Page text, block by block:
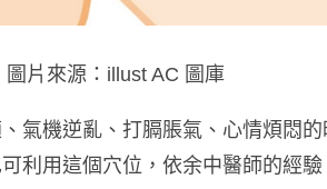
圖片來源：illust AC 圖庫
氣機逆亂、打膈脹氣、心情煩悶的
利用這個穴位，依余中醫師的經